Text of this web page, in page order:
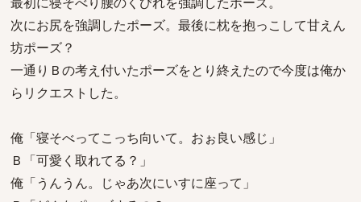
次にお尻を強調したポーズ。最後に枕を抱っこして甘えん
坊ポーズ？
一通りＢの考え付いたポーズをとり終えたので今度は俺か
らリクエストした。
俺「寝そべってこっち向いて。おぉ良い感じ」
Ｂ「可愛く取れてる？」
俺「うんうん。じゃあ次にいすに座って」